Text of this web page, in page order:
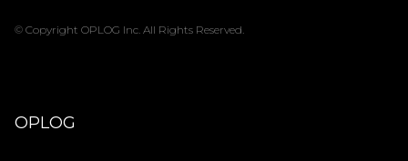
© Copyright OPLOG Inc. All Rights Reserved.
OPLOG